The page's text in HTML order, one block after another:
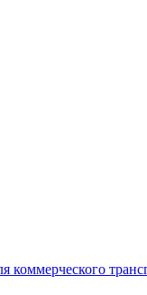
коммерческого